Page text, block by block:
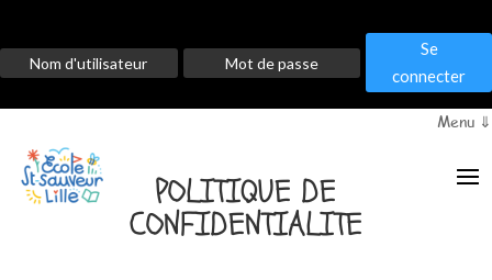
Se
connecter
Menu ⇓
POLITIQUE DE
CONFIDENTIALITE